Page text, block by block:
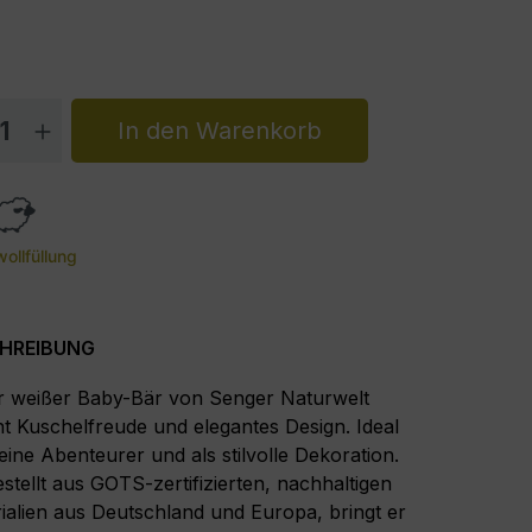
Anzahl: Gib den gewünschten
In den Warenkorb
weißer Baby-Bär von Senger Naturwelt
Kuschelfreude und elegantes Design. Ideal
Abenteurer und als stilvolle Dekoration.
aus GOTS-zertifizierten, nachhaltigen
aus Deutschland und Europa, bringt er